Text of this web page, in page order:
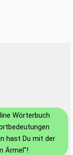
Wörterbuch
hast Du mit der
Ärmel"!